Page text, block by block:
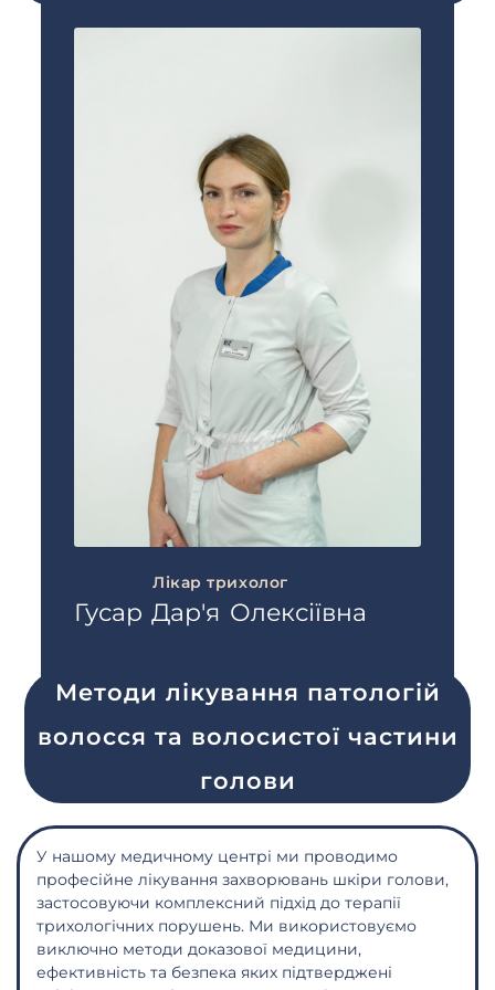
Лікар трихолог
Гусар Дар'я Олексіївна
Методи лікування патологій
волосся та волосистої частини
голови
У нашому медичному центрі ми проводимо
професійне лікування захворювань шкіри голови,
застосовуючи комплексний підхід до терапії
трихологічних порушень. Ми використовуємо
виключно методи доказової медицини,
ефективність та безпека яких підтверджені